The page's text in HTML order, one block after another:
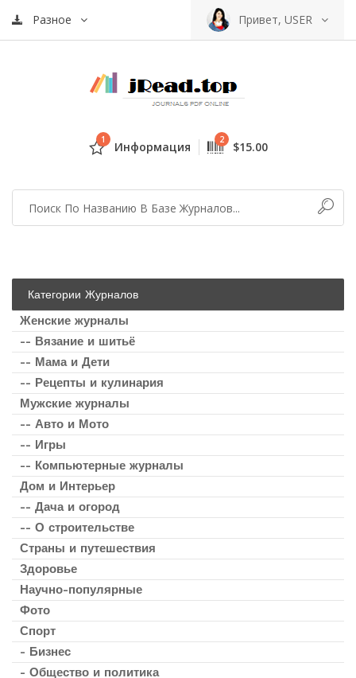
Разное Привет, USER
1 Информация 2 $15.00
Категории Журналов
Женские журналы
-- Вязание и шитьё
-- Мама и Дети
-- Рецепты и кулинария
Мужские журналы
-- Авто и Мото
-- Игры
-- Компьютерные журналы
Дом и Интерьер
-- Дача и огород
-- О строительстве
Страны и путешествия
Здоровье
Научно-популярные
Фото
Спорт
- Бизнес
- Общество и политика